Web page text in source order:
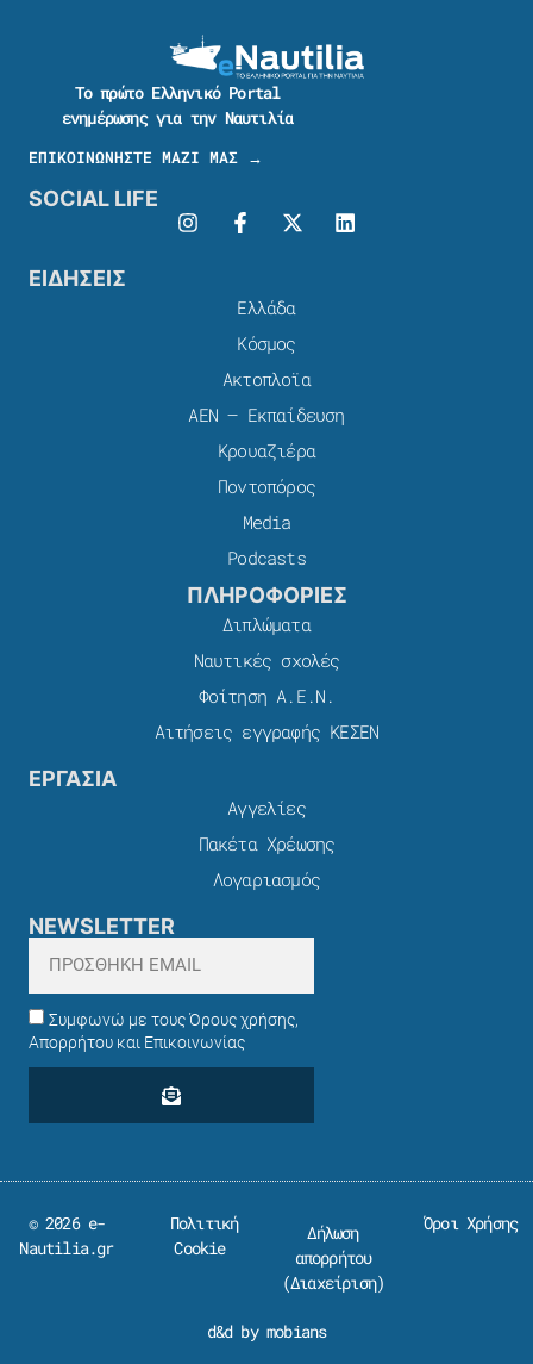
Το πρώτο Ελληνικό Portal
ενημέρωσης για την Ναυτιλία
ΕΠΙΚΟΙΝΩΝΗΣΤΕ ΜΑΖΙ ΜΑΣ →
SOCIAL LIFE
ΕΙΔΗΣΕΙΣ
Ελλάδα
Κόσμος
Ακτοπλοϊα
ΑΕΝ – Εκπαίδευση
Κρουαζιέρα
Ποντοπόρος
Media
Podcasts
ΠΛΗΡΟΦΟΡΙΕΣ
Διπλώματα
Ναυτικές σχολές
Φοίτηση Α.Ε.Ν.
Αιτήσεις εγγραφής ΚΕΣΕΝ
ΕΡΓΑΣΙΑ
Αγγελίες
Πακέτα Χρέωσης​
Λογαριασμός
NEWSLETTER
Συμφωνώ με τους Όρους χρήσης,
Απορρήτου και Επικοινωνίας
© 2026 e-
Nautilia.gr
Πολιτική
Cookie
Δήλωση
απορρήτου
(Διαχείριση)
Όροι Χρήσης
d&d by mobians